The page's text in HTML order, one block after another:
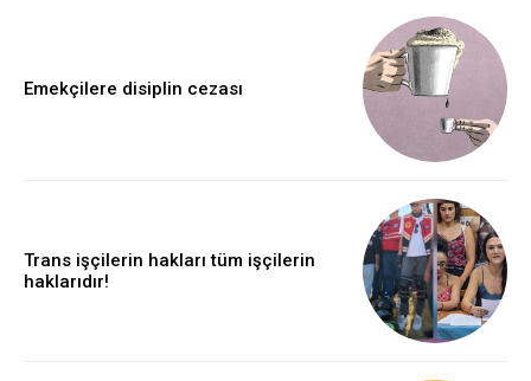
Emekçilere disiplin cezası
Trans işçilerin hakları tüm işçilerin
haklarıdır!